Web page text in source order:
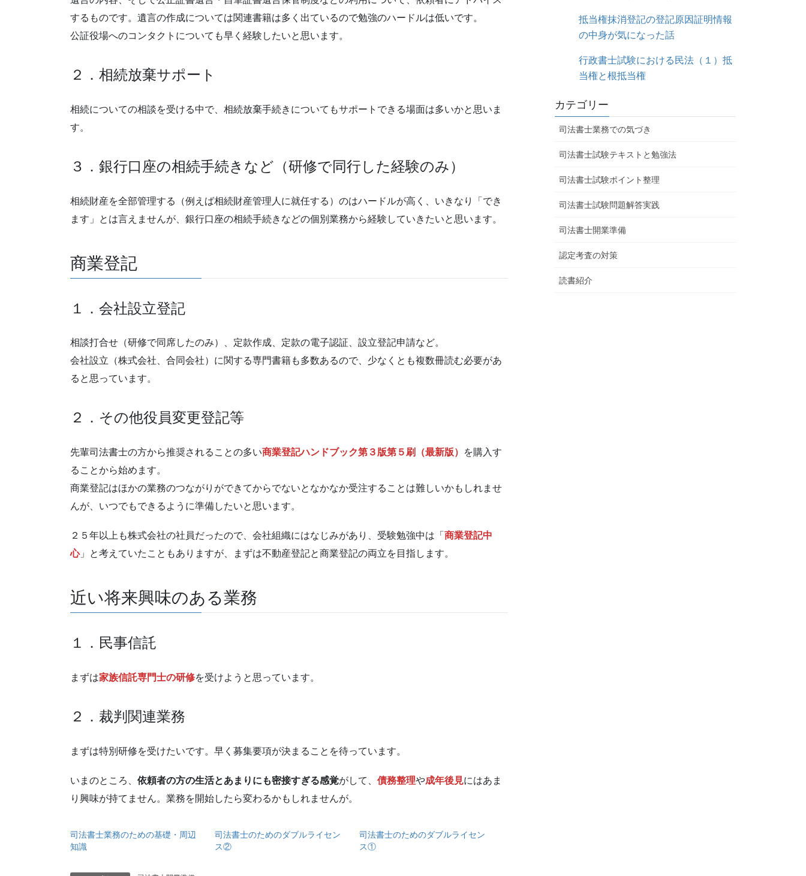
するものです。遺言の作成については関連書籍は多く出ているので勉強のハードルは低いです。
公証役場へのコンタクトについても早く経験したいと思います。
２．相続放棄サポート
相続についての相談を受ける中で、相続放棄手続きについてもサポートできる場面は多いかと思いま
す。
３．銀行口座の相続手続きなど（研修で同行した経験のみ）
相続財産を全部管理する（例えば相続財産管理人に就任する）のはハードルが高く、いきなり「でき
ます」とは言えませんが、銀行口座の相続手続きなどの個別業務から経験していきたいと思います。
商業登記
１．会社設立登記
相談打合せ（研修で同席したのみ）、定款作成、定款の電子認証、設立登記申請など。
会社設立（株式会社、合同会社）に関する専門書籍も多数あるので、少なくとも複数冊読む必要があ
ると思っています。
２．その他役員変更登記等
先輩司法書士の方から推奨されることの多い商業登記ハンドブック第３版第５刷（最新版）
を購入す
ることから始めます。
商業登記はほかの業務のつながりができてからでないとなかなか受注することは難しいかもしれませ
んが、いつでもできるように準備したいと思います。
２５年以上も株式会社の社員だったので、会社組織にはなじみがあり、受験勉強中は「 商業登記中
心」と考えていたこともありますが、まずは不動産登記と商業登記の両立を目指します。
近い将来興味のある業務
１．民事信託
まずは家族信託専門士の研修を受けようと思っています。
２．裁判関連業務
まずは特別研修を受けたいです。早く募集要項が決まることを待っています。
いまのところ、 依頼者の方の生活とあまりにも密接すぎる感覚がして、 債務整理や成年後見にはあま
り興味が持てません。業務を開始したら変わるかもしれませんが。
司法書士業務のための基礎・周辺
知識
司法書士のためのダブルライセン
ス②
司法書士のためのダブルライセン
ス①
抵当権抹消登記の登記原因証明情報
の中身が気になった話
行政書士試験における民法（１）抵
当権と根抵当権
カテゴリー
司法書士業務での気づき
司法書士試験テキストと勉強法
司法書士試験ポイント整理
司法書士試験問題解答実践
司法書士開業準備
認定考査の対策
読書紹介